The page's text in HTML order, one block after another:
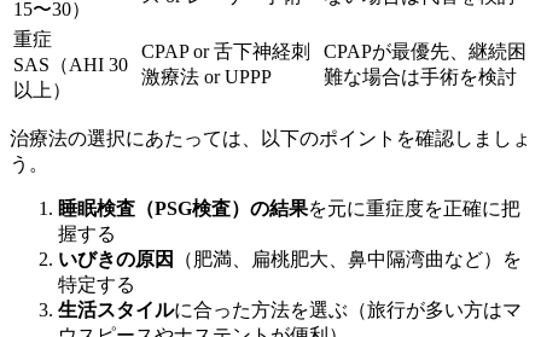
15〜30）
重症
SAS（AHI 30
以上）
CPAP or 舌下神経刺
激療法 or UPPP
CPAPが最優先、継続困
難な場合は手術を検討
治療法の選択にあたっては、以下のポイントを確認しましょ
う。
睡眠検査（PSG検査）の結果を元に重症度を正確に把
握する
いびきの原因
（肥満、扁桃肥大、鼻中隔湾曲など）を
特定する
生活スタイルに合った方法を選ぶ（旅行が多い方はマ